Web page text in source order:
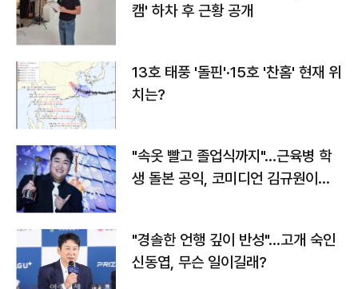
캠' 하차 후 근황 공개
13호 태풍 '돌핀'·15호 '찬홈' 현재 위
치는?
"속옷 빨고 졸업식까지"…근육병 학
생 돌본 공익, 코미디언 김규원이었
"경솔한 언행 깊이 반성"…고개 숙인
신동엽, 무슨 일이길래?